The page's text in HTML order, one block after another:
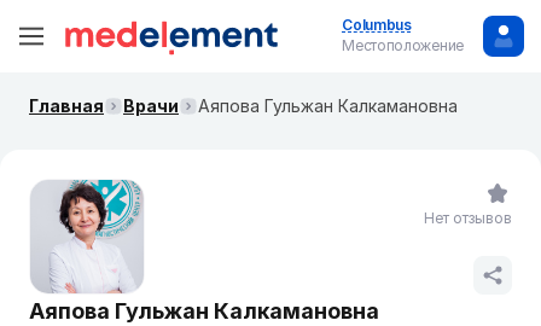
Columbus
Местоположение
Главная Врачи Аяпова Гульжан Калкамановна
Аяпова Гульжан Калкамановна
Нет отзывов